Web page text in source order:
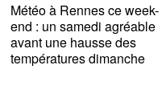
Météo à Rennes ce week-
end : un samedi agréable
avant une hausse des
températures dimanche